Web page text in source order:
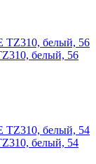
белый, 56
белый, 54